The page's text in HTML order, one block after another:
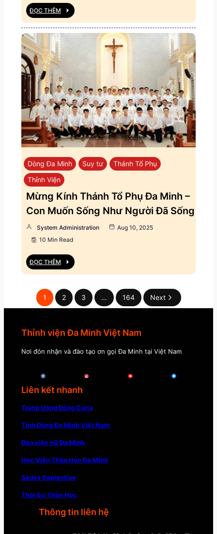
ĐỌC THÊM
Dòng Đa Minh Suy tư
Thánh Tổ Phụ
Thỉnh Viện
Mừng Kính Thánh Tổ Phụ Đa Minh –
Con Muốn Sống Như Người Đã Sống
System Administration
Aug 10, 2025
10 Min Read
ĐỌC THÊM
1 2 3 … 164 Next
Thỉnh viện Đa Minh Việt Nam
Nơi đón nhận và đào tạo ơn gọi Đa Minh tại Việt Nam
Liên kết nhanh
Trung Ương Dòng Curia
Tỉnh Dòng Đa Minh Việt Nam
Đan viện nữ Đa Minh
Học Viện Thần Học Đa Minh
Sedes Sapientiae
Thời Sự Thần Học
Thông tin liên hệ